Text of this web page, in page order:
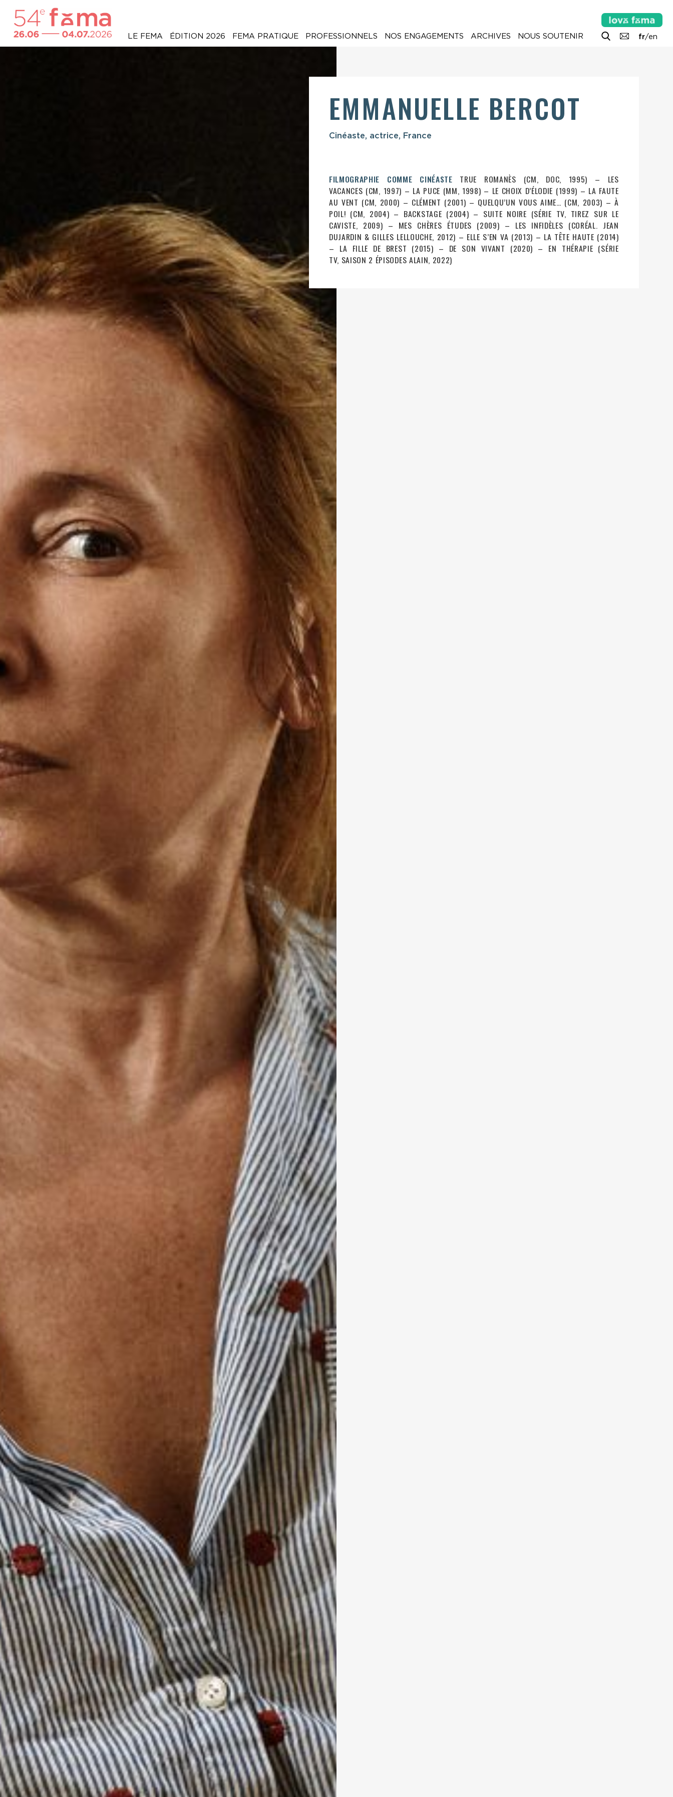
fr/en
LE FEMA ÉDITION 2026 FEMA PRATIQUE PROFESSIONNELS NOS ENGAGEMENTS ARCHIVES NOUS SOUTENIR
EMMANUELLE BERCOT
Cinéaste, actrice, France
FILMOGRAPHIE COMME CINÉASTE TRUE ROMANÈS (CM, DOC, 1995) – LES
VACANCES (CM, 1997) – LA PUCE (MM, 1998) – LE CHOIX D’ÉLODIE (1999) – LA FAUTE
AU VENT (CM, 2000) – CLÉMENT (2001) – QUELQU’UN VOUS AIME… (CM, 2003) – À
POIL! (CM, 2004) – BACKSTAGE (2004) – SUITE NOIRE (SÉRIE TV, TIREZ SUR LE
CAVISTE, 2009) – MES CHÈRES ÉTUDES (2009) – LES INFIDÈLES (CORÉAL. JEAN
DUJARDIN & GILLES LELLOUCHE, 2012) – ELLE S’EN VA (2013) – LA TÊTE HAUTE (2014)
– LA FILLE DE BREST (2015) – DE SON VIVANT (2020) – EN THÉRAPIE (SÉRIE
TV, SAISON 2 ÉPISODES ALAIN, 2022)